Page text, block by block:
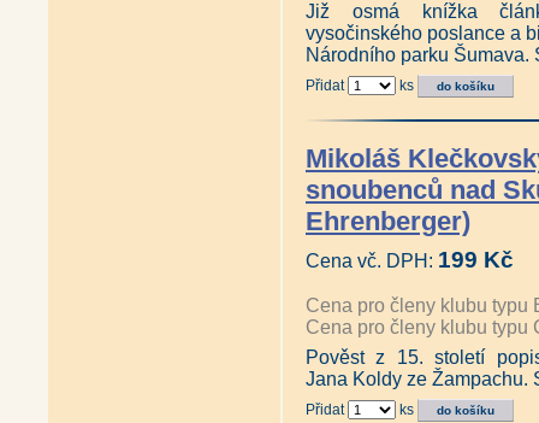
Již osmá knížka
vysočinského poslance a
Národního parku Šumava.
Přidat ks
Mikoláš
snoubenců nad
Ehrenberger)
Cena vč. DPH: 199 Kč
Cena pro členy klubu typu
Cena pro členy klubu typu
Pověst z 15. století
Jana Koldy ze Žampachu.
Přidat ks